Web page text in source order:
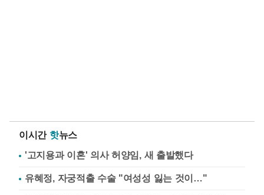
이시간 핫뉴스
'고지용과 이혼' 의사 허양임, 새 출발했다
유혜정, 자궁적출 수술 "여성성 잃는 것이…"